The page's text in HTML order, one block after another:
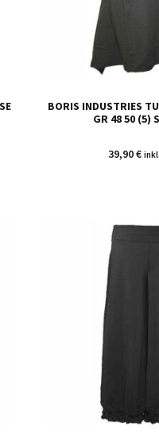
BORIS INDUSTRIES
GR 48 50 (5)
39,90€